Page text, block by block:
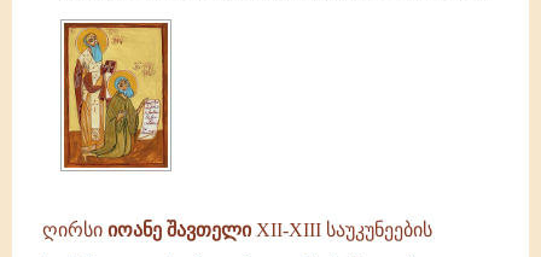
ღირსი იოანე შავთელიXII-XIII საუკუნეების